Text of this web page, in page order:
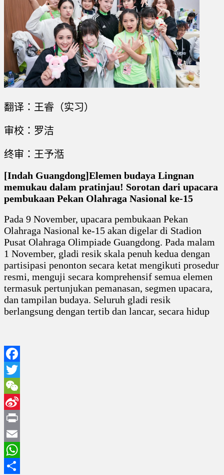
翻译：王睿（实习）
审校：罗洁
终审：王予湉
[Indah Guangdong]Elemen budaya Lingnan
memukau dalam pratinjau! Sorotan dari upacara
pembukaan Pekan Olahraga Nasional ke-15
Pada 9 November, upacara pembukaan Pekan
Olahraga Nasional ke-15 akan digelar di Stadion
Pusat Olahraga Olimpiade Guangdong. Pada malam
1 November, gladi resik skala penuh kedua dengan
partisipasi penonton secara ketat mengikuti prosedur
resmi, menguji secara komprehensif semua elemen
termasuk pertunjukan pemanasan, segmen upacara,
dan tampilan budaya. Seluruh gladi resik
berlangsung dengan tertib dan lancar, secara hidup
Facebook
Twitter
WeChat
Sina
Weibo
Print
Email
WhatsApp